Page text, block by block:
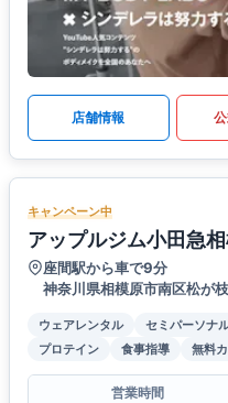
店舗情報
キャンペーン中
アップルジム小田急
座間駅から車で9分
神奈川県相模原市南区松が
ウェアレンタル セミパーソナ
プロテイン
食事指導 無料
営業時間